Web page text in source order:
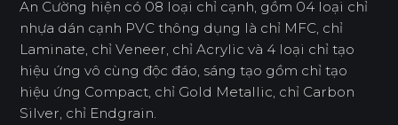
An Cường hiện có 08 loại chỉ cạnh, gồm 04 loại chỉ
nhựa dán cạnh PVC thông dụng là chỉ MFC, chỉ
Laminate, chỉ Veneer, chỉ Acrylic và 4 loại chỉ tạo
hiệu ứng vô cùng độc đáo, sáng tạo gồm chỉ tạo
hiệu ứng Compact, chỉ Gold Metallic, chỉ Carbon
Silver, chỉ Endgrain.